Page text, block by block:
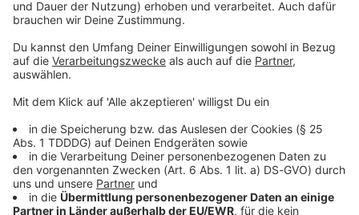
© dpa-infocom, dpa:260706-930-342107/5
DAS KÖNNTE DICH AUCH INTERESSIEREN
Bayern